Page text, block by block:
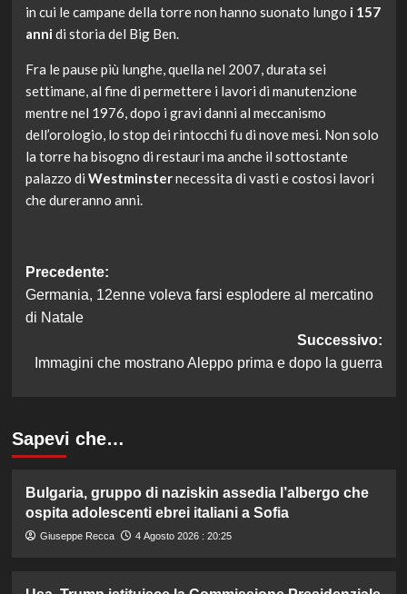
in cui le campane della torre non hanno suonato lungo i 157
anni di storia del Big Ben.
Fra le pause più lunghe, quella nel 2007, durata sei
settimane, al fine di permettere i lavori di manutenzione
mentre nel 1976, dopo i gravi danni al meccanismo
dell’orologio, lo stop dei rintocchi fu di nove mesi. Non solo
la torre ha bisogno di restauri ma anche il sottostante
palazzo di Westminsternecessita di vasti e costosi lavori
che dureranno anni.
Navigazione
articolo
Precedente:
Germania, 12enne voleva farsi esplodere al mercatino
di Natale
Successivo:
Immagini che mostrano Aleppo prima e dopo la guerra
Sapevi che…
Bulgaria, gruppo di naziskin assedia l’albergo che
ospita adolescenti ebrei italiani a Sofia
Giuseppe Recca 4 Agosto 2026 : 20:25